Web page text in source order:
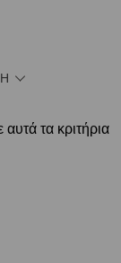
τα κριτήρια